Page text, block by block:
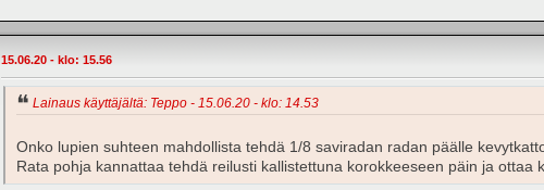
15.06.20 - klo: 15.56
Lainaus käyttäjältä: Teppo - 15.06.20 - klo: 14.53
Onko lupien suhteen mahdollista tehdä 1/8 saviradan radan päälle
Rata pohja kannattaa tehdä reilusti kallistettuna korokkeeseen päin ja ottaa